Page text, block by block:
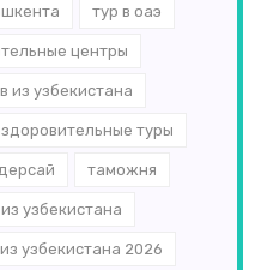
тур в оаэ
центры
из узбекистана
туры
таможня
узбекистана
узбекистана 2026